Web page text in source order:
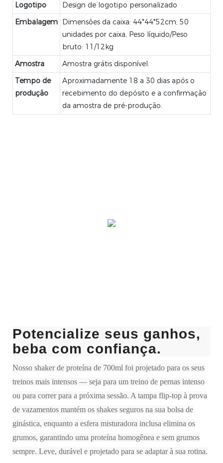
Logotipo
Design de logotipo personalizado
Embalagem Dimensões da caixa: 44*44*52cm, 50
unidades por caixa, Peso líquido/Peso
bruto: 11/12kg
Amostra
Amostra grátis disponível.
Tempo de
produção
Aproximadamente 18 a 30 dias após o
recebimento do depósito e a confirmação
da amostra de pré-produção.
Potencialize seus ganhos,
beba com confiança.
Nosso shaker de proteína de 700ml foi projetado para os seus
treinos mais intensos — seja para um treino de pernas intenso
ou para correr para a próxima sessão. A tampa flip-top à prova
de vazamentos mantém os shakes seguros na sua bolsa de
ginástica, enquanto a esfera misturadora inclusa elimina os
grumos, garantindo uma proteína homogênea e sem grumos
sempre. Leve, durável e projetado para se adaptar à sua rotina.